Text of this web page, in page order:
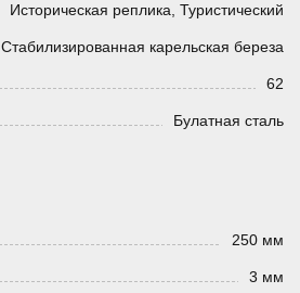
Истoрическая реплика, Туристический
Стабилизированная карельская береза
62
Булатная сталь
250 мм
3 мм